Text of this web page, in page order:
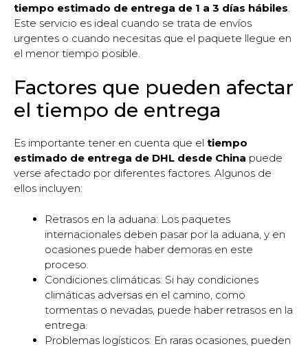
tiempo estimado de entrega de 1 a 3 días hábiles
Este servicio es ideal cuando se trata de envíos
urgentes o cuando necesitas que el paquete llegue en
el menor tiempo posible.
Factores que pueden afectar
el tiempo de entrega
Es importante tener en cuenta que el tiempo
estimado de entrega de DHL desde China puede
verse afectado por diferentes factores. Algunos de
ellos incluyen:
Retrasos en la aduana: Los paquetes
internacionales deben pasar por la aduana, y en
ocasiones puede haber demoras en este
proceso.
Condiciones climáticas: Si hay condiciones
climáticas adversas en el camino, como
tormentas o nevadas, puede haber retrasos en la
entrega.
Problemas logísticos: En raras ocasiones, pueden